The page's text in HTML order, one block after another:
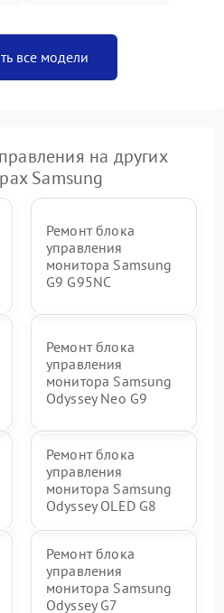
все модели
на других
Samsung
Ремонт блока
управления
монитора Samsung
G9 G95NC
Ремонт блока
управления
монитора Samsung
Odyssey Neo G9
Ремонт блока
управления
монитора Samsung
Odyssey OLED G8
Ремонт блока
управления
монитора Samsung
Odyssey G7